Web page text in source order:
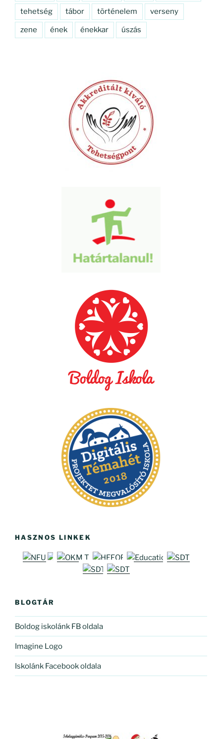
tehetség tábor történelem verseny
zene ének énekkar úszás
HASZNOS LINKEK
BLOGTÁR
Boldog iskolánk FB oldala
Imagine Logo
Iskolánk Facebook oldala